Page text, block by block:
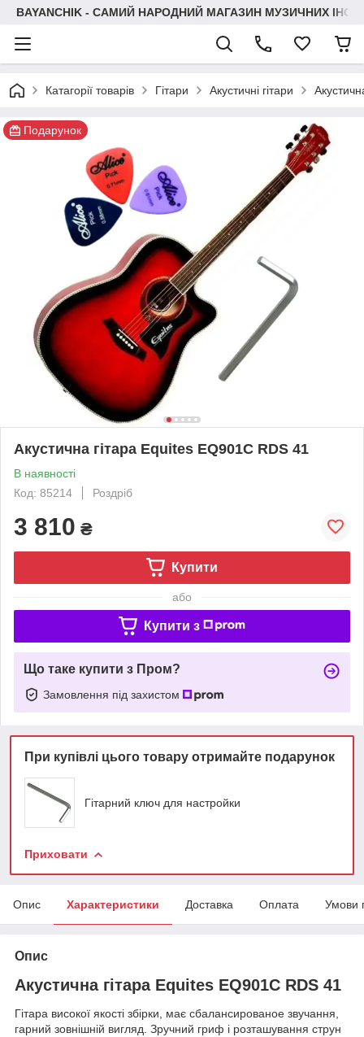
BAYANCHIK - САМИЙ НАРОДНИЙ МАГАЗИН МУЗИЧНИХ
Катагорії товарів Гітари Акустичні гітари
Подарунок
Акустична гітара Equites EQ901C RDS 41
В наявності
Код: 85214
Роздріб
3 810 ₴
Купити
або
Купити з
Що таке купити з Пром?
Замовлення під захистом
При купівлі цього товару отримайте подарунок
Гітарний ключ для настройки
Приховати
Опис Характеристики Доставка Оплата Умови
Опис
Акустична гітара Equites EQ901C RDS 41
Гітара високої якості збірки, має сбалансированое звучання,
гарний зовнішній вигляд. Зручний гриф і розташування струн